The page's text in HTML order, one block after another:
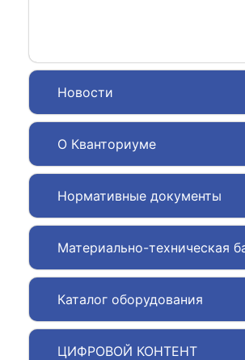
Новости
О Кванториуме
Нормативные документы
Материально-техническая
Каталог оборудования
ЦИФРОВОЙ КОНТЕНТ